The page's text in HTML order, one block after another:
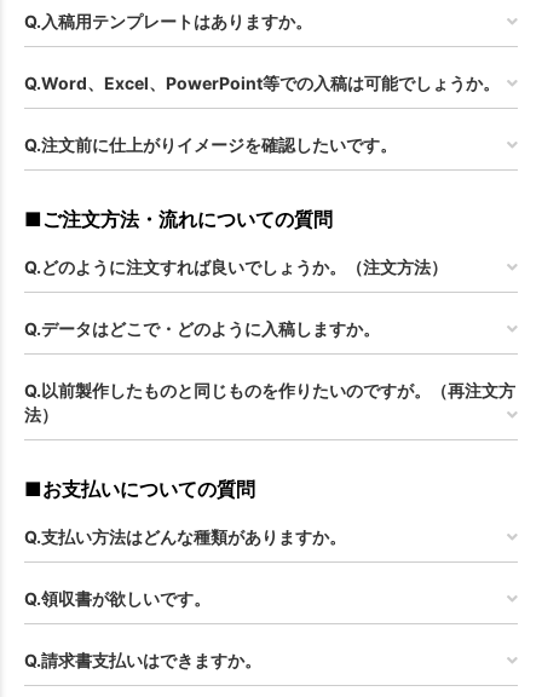
Q.入稿用テンプレートはありますか。
Q.Word、Excel、PowerPoint等での入稿は可能でしょうか。
Q.注文前に仕上がりイメージを確認したいです。
■ご注文方法・流れについての質問
Q.どのように注文すれば良いでしょうか。（注文方法）
Q.データはどこで・どのように入稿しますか。
Q.以前製作したものと同じものを作りたいのですが。（再注文方
法）
■お支払いについての質問
Q.支払い方法はどんな種類がありますか。
Q.領収書が欲しいです。
Q.請求書支払いはできますか。